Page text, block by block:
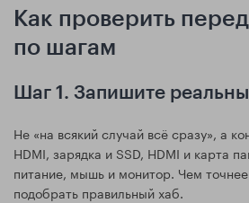
Как проверить
по шагам
Шаг 1. Запишите
Не «на всякий случай всё сразу», а
HDMI, зарядка и SSD, HDMI и карта
питание, мышь и монитор. Чем
подобрать правильный хаб.